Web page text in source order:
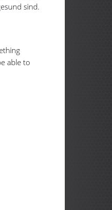
sind.
able to